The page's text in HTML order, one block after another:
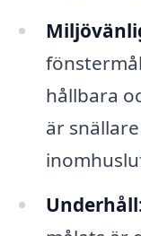
hållbara
är